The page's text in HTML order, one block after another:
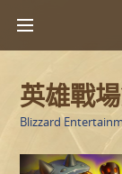
英雄戰
Blizzard